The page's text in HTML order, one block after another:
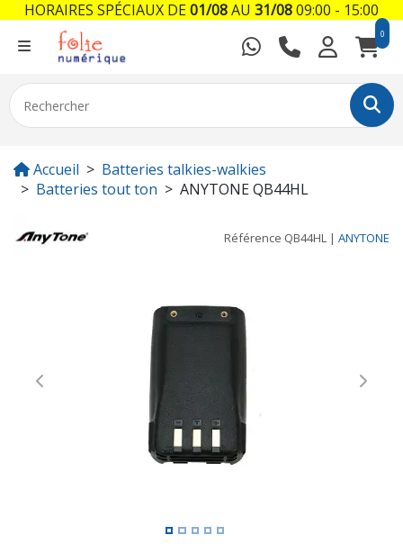
0
Accueil
Batteries talkies-walkies
Batteries tout ton
ANYTONE QB44HL
Référence QB44HL | ANYTONE
Previous Next
HORAIRES SPÉCIAUX DE01/08AU 31/0809:00 - 15:00